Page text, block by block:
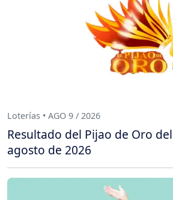
Loterías • AGO 9 / 2026
Resultado del Pijao de Oro
agosto de 2026